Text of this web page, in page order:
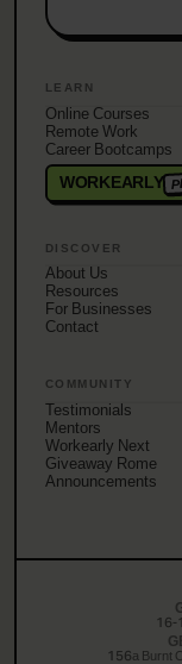
LEARN
Online Courses
Remote Work
Career Bootcamps
WORKEARLY
DISCOVER
About Us
Resources
For Businesses
Contact
COMMUNITY
Testimonials
Mentors
Workearly Next
Giveaway Rome
Announcements
16-
156a Burnt